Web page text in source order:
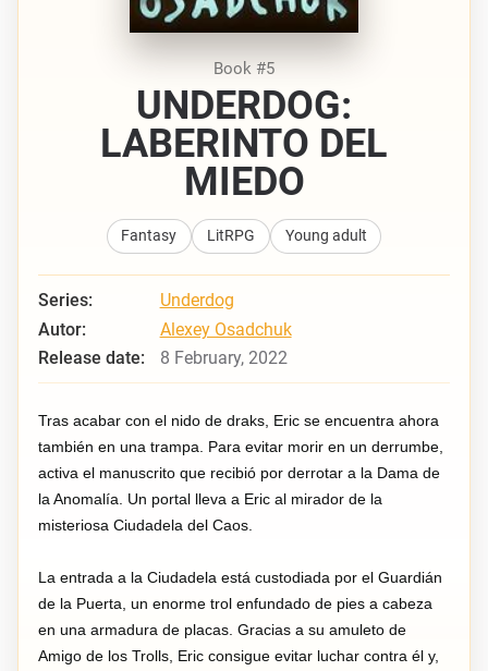
Book #5
UNDERDOG:
LABERINTO DEL
MIEDO
Fantasy LitRPG Young adult
Series:
Underdog
Autor:
Alexey Osadchuk
Release date:
8 February, 2022
Tras acabar con el nido de draks, Eric se encuentra ahora
también en una trampa. Para evitar morir en un derrumbe,
activa el manuscrito que recibió por derrotar a la Dama de
la Anomalía. Un portal lleva a Eric al mirador de la
misteriosa Ciudadela del Caos.
La entrada a la Ciudadela está custodiada por el Guardián
de la Puerta, un enorme trol enfundado de pies a cabeza
en una armadura de placas. Gracias a su amuleto de
Amigo de los Trolls, Eric consigue evitar luchar contra él y,